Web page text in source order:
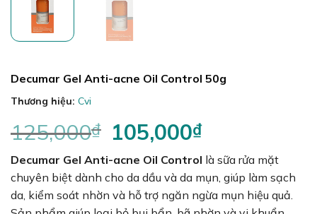
Decumar Gel Anti-acne Oil Control 50g
Thương hiệu: Cvi
125,000₫ Giá
gốc
là:
125,000₫.
105,000₫Giá
tại
là:
105,000₫.
Decumar Gel Anti-acne Oil Control là sữa rửa mặt
chuyên biệt dành cho da dầu và da mụn, giúp làm sạch
da, kiểm soát nhờn và hỗ trợ ngăn ngừa mụn hiệu quả.